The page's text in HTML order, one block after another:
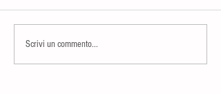
Scrivi un commento...